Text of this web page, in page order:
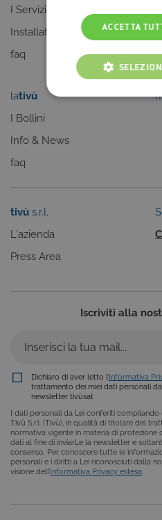
I Servizi
Installatori
faq
lativù
I Bollini
Info & News
faq
tivù s.r.l.
L'azienda
Press Area
Iscriviti alla
Dichiaro di aver letto l’Informativa
trattamento dei miei dati personali
newsletter tivùsat
I dati personali da Lei conferiti
Tivù S.r.l. (Tivù), in qualità di titolare del
normativa vigente in materia di protezione
dati al fine di inviarLe la newsletter e
consenso. Per conoscere tutte le
personali e i diritti a Lei riconosciuti dalla
visione dell’Informativa Privacy estesa
ACCETTA
COOKIE TECNICI
Questi cookie sono
essere disattivati.
servizi ai sensi di legge,
ricordando le scelte e in
selezionati (es. lingua,
bloccare i cookie tecnici o
riguardo alla loro
alcune parti del sito non
correttamente. Questi
norma, dati personali.